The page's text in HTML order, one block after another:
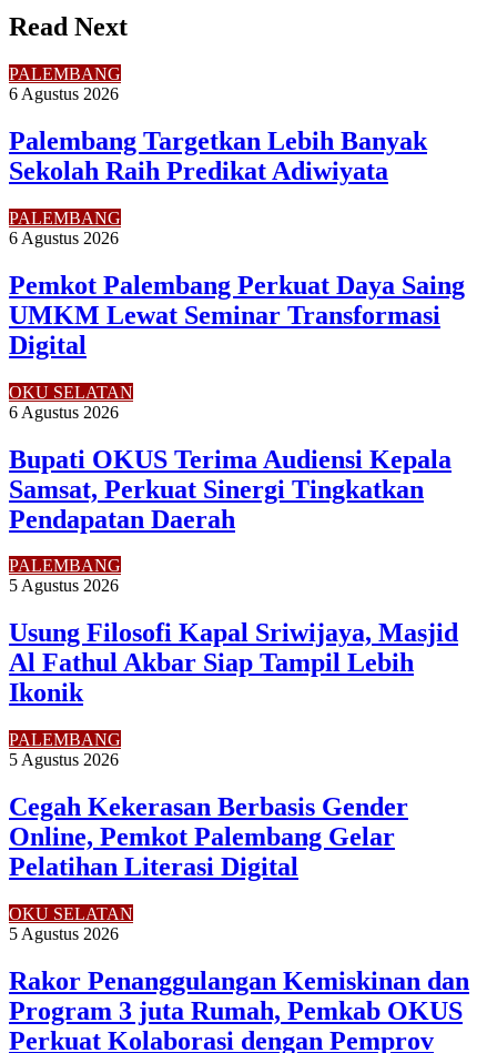
Read Next
PALEMBANG
6 Agustus 2026
Palembang Targetkan Lebih Banyak
Sekolah Raih Predikat Adiwiyata
PALEMBANG
6 Agustus 2026
Pemkot Palembang Perkuat Daya Saing
UMKM Lewat Seminar Transformasi
Digital
OKU SELATAN
6 Agustus 2026
Bupati OKUS Terima Audiensi Kepala
Samsat, Perkuat Sinergi Tingkatkan
Pendapatan Daerah
PALEMBANG
5 Agustus 2026
Usung Filosofi Kapal Sriwijaya, Masjid
Al Fathul Akbar Siap Tampil Lebih
Ikonik
PALEMBANG
5 Agustus 2026
Cegah Kekerasan Berbasis Gender
Online, Pemkot Palembang Gelar
Pelatihan Literasi Digital
OKU SELATAN
5 Agustus 2026
Rakor Penanggulangan Kemiskinan dan
Program 3 juta Rumah, Pemkab OKUS
Perkuat Kolaborasi dengan Pemprov